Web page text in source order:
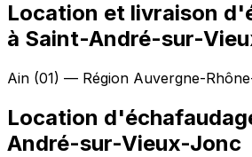
Location et livraison
à Saint-André-sur-
Ain (01) — Région Auvergne-
Location
André-sur-Vieux-Jonc